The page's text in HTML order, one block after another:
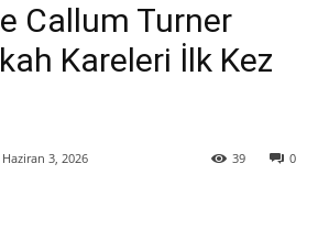
Callum Turner
Kareleri İlk Kez
Haziran 3, 2026 0
39